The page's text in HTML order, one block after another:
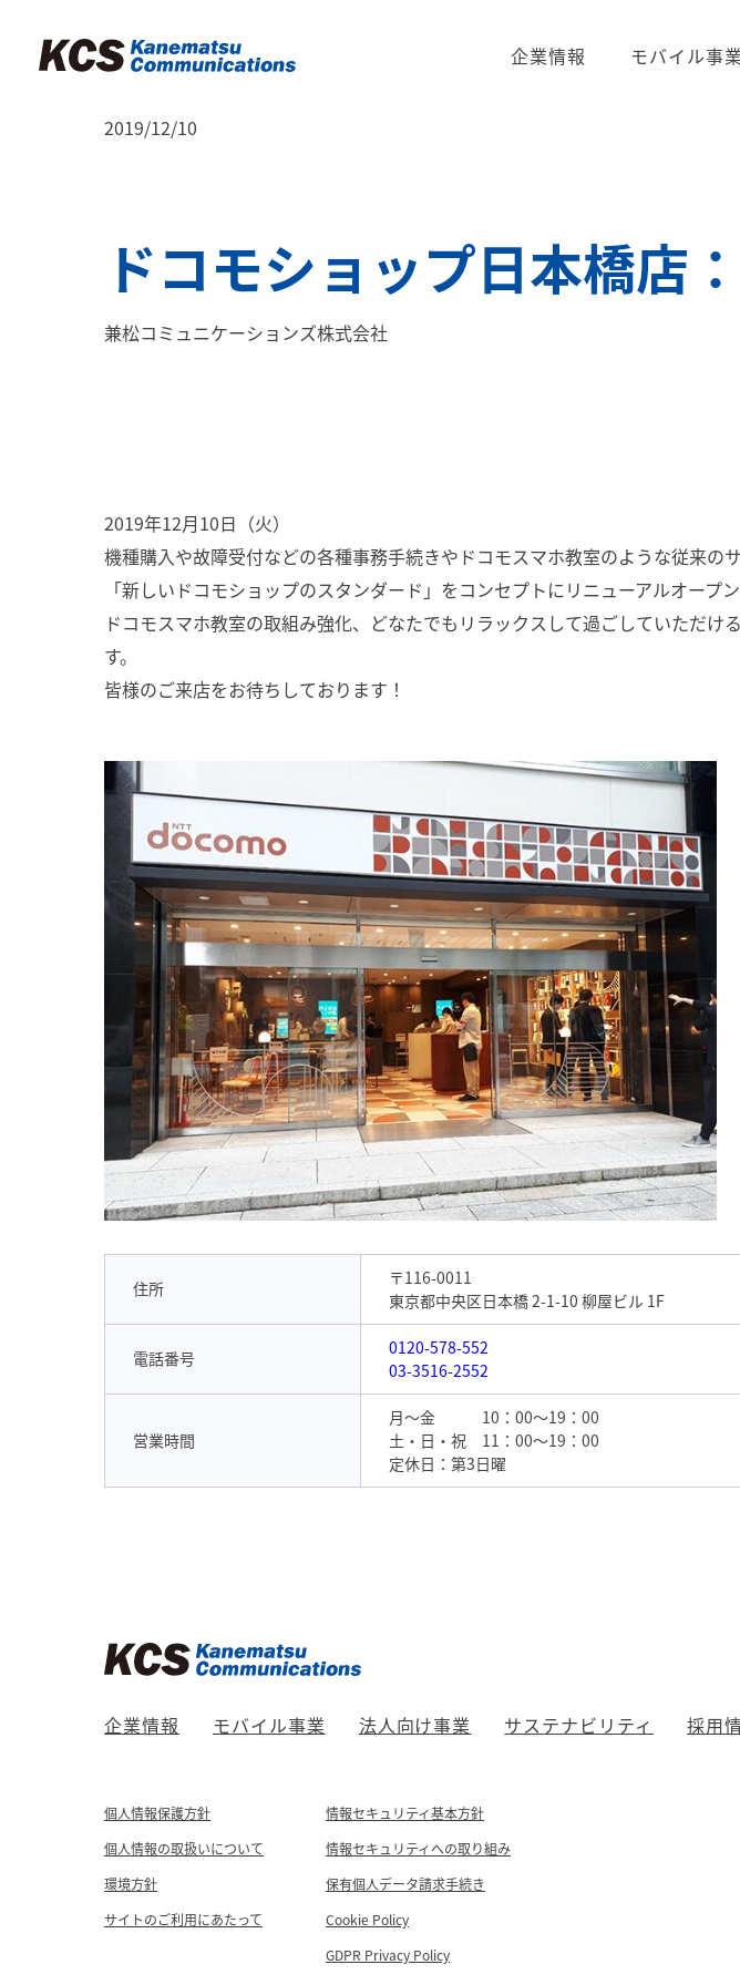
企業情報 モバイル事業
2019/12/10
ドコモショップ日本橋店
兼松コミュニケーションズ株式会社
2019年12月10日（火）
機種購入や故障受付などの各種事務手続きやドコモスマホ教室のような従来
「新しいドコモショップのスタンダード」をコンセプトにリニューアルオープ
ドコモスマホ教室の取組み強化、どなたでもリラックスして過ごしていただ
す。
皆様のご来店をお待ちしております！
住所
〒116-0011
東京都中央区日本橋 2-1-10 柳屋ビル 1F
電話番号
0120-578-552
03-3516-2552
営業時間
月～金 10：00～19：00
土・日・祝 11：00～19：00
定休日：第3日曜
企業情報 モバイル事業 法人向け事業 サステナビリティ 採用
個人情報保護方針
情報セキュリティ基本方針
個人情報の取扱いについて
情報セキュリティへの取り組み
環境方針
保有個人データ請求手続き
サイトのご利用にあたって
Cookie Policy
GDPR Privacy Policy